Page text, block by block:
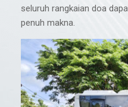
seluruh rangkaian doa
penuh makna.